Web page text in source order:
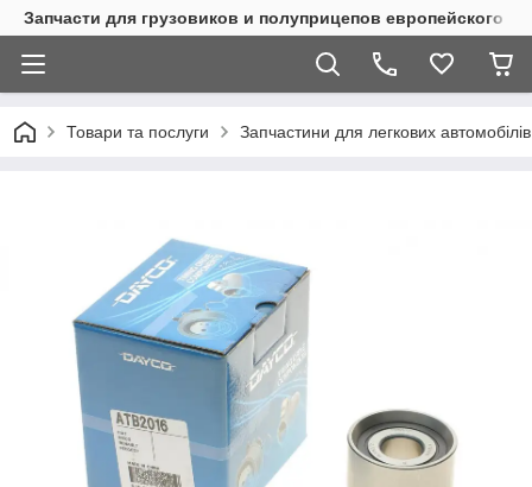
Запчасти для грузовиков и полуприцепов европейского
Товари та послуги Запчастини для легкових автомобілів